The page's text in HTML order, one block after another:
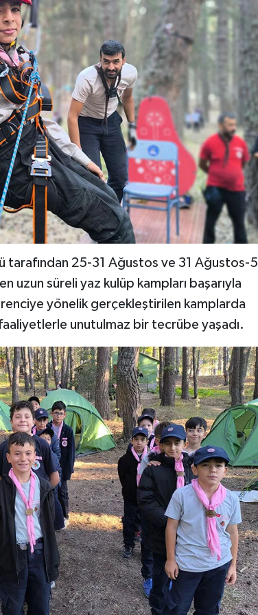
tarafından 25-31 Ağustos ve 31 Ağustos-5
uzun süreli yaz kulüp kampları başarıyla
yönelik gerçekleştirilen kamplarda
unutulmaz bir tecrübe yaşadı.